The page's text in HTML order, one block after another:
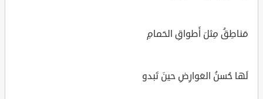
مَناطِقُ مِثلَ أَطواقِ الحَمامِ
لَها حُسنُ العَوارِضِ حينَ تَبدو